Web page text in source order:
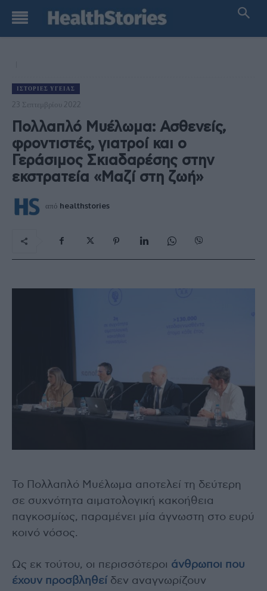
ΙΣΤΟΡΊΕΣ ΥΓΕΊΑΣ
23 Σεπτεμβρίου 2022
Πολλαπλό Μυέλωμα: Ασθενείς,
φροντιστές, γιατροί και ο
Γεράσιμος Σκιαδαρέσης στην
εκστρατεία «Μαζί στη ζωή»
από healthstories
Το Πολλαπλό Μυέλωμα αποτελεί τη δεύτερη
σε συχνότητα αιματολογική κακοήθεια
παγκοσμίως, παραμένει μία άγνωστη στο ευρύ
κοινό νόσος.
Ως εκ τούτου, οι περισσότεροι άνθρωποι που
έχουν προσβληθεί δεν αναγνωρίζουν